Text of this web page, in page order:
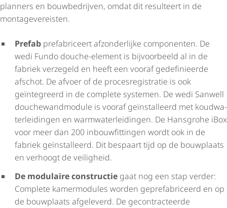
planners en bouwbedrijven, omdat dit resulteert in de
monta­ge­ve­r­eisten.
Prefab prefabriceert afzonderlijke componenten. De
wedi Fundo douche-element is bijvoorbeeld al in de
fabriek verzegeld en heeft een vooraf gedefinieerde
afschot. De afvoer of de proces­re­gi­stratie is ook
geïntegreerd in de complete systemen. De wedi Sanwell
douche­wand­mo­dule is vooraf geïnstalleerd met koud­wa­
ter­lei­dingen en warm­wa­ter­lei­dingen. De Hansgrohe iBox
voor meer dan 200 inbouw­fit­tingen wordt ook in de
fabriek geïnstalleerd. Dit bespaart tijd op de bouwplaats
en verhoogt de veiligheid.
De modulaire constructiegaat nog een stap verder:
Complete kamermodules worden gepre­fa­bri­ceerd en op
de bouwplaats afgeleverd. De gecon­trac­teerde